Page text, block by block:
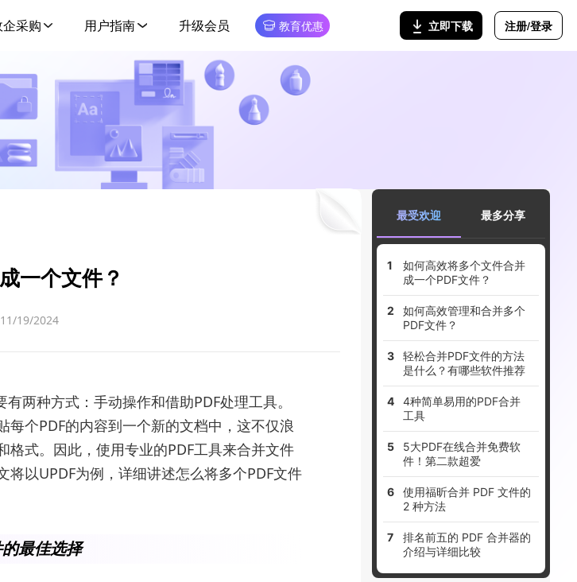
企采购 用户指南 升级会员 教育优惠 立即下载 注册/登录
一个文件？
11/19/2024
两种方式：手动操作和借助PDF处理工具。
每个PDF的内容到一个新的文档中，这不仅浪
格式。因此，使用专业的PDF工具来合并文件
以UPDF为例，详细讲述怎么将多个PDF文件
最佳选择
最受欢迎 最多分享
如何高效将多个文件合并
成一个PDF文件？
如何高效管理和合并多个
PDF文件？
轻松合并PDF文件的方法
是什么？有哪些软件推荐
4种简单易用的PDF合并
工具
5大PDF在线合并免费软
件！第二款超爱
使用福昕合并 PDF 文件的
2 种方法
排名前五的 PDF 合并器的
介绍与详细比较